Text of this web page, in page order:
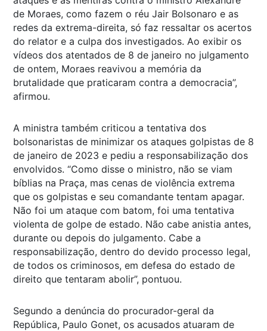
de Moraes, como fazem o réu Jair Bolsonaro e as
redes da extrema-direita, só faz ressaltar os acertos
do relator e a culpa dos investigados. Ao exibir os
vídeos dos atentados de 8 de janeiro no julgamento
de ontem, Moraes reavivou a memória da
brutalidade que praticaram contra a democracia”,
afirmou.
A ministra também criticou a tentativa dos
bolsonaristas de minimizar os ataques golpistas de 8
de janeiro de 2023 e pediu a responsabilização dos
envolvidos. “Como disse o ministro, não se viam
bíblias na Praça, mas cenas de violência extrema
que os golpistas e seu comandante tentam apagar.
Não foi um ataque com batom, foi uma tentativa
violenta de golpe de estado. Não cabe anistia antes,
durante ou depois do julgamento. Cabe a
responsabilização, dentro do devido processo legal,
de todos os criminosos, em defesa do estado de
direito que tentaram abolir”, pontuou.
Segundo a denúncia do procurador-geral da
República, Paulo Gonet, os acusados atuaram de